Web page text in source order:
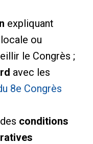
expliquant
ou
le Congrès ;
avec les
8e Congrès
conditions